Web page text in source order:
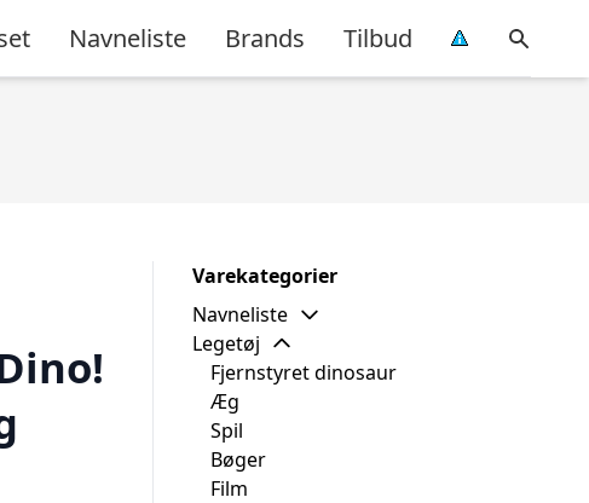
Navneliste Brands Tilbud
Varekategorier
Navneliste
Legetøj
Fjernstyret dinosaur
Æg
Spil
Bøger
Film